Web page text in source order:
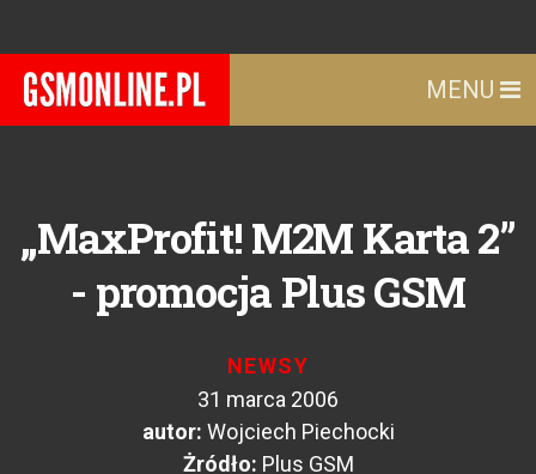
MENU
„MaxProfit! M2M Karta 2”
- promocja Plus GSM
NEWSY
31 marca 2006
autor: Wojciech Piechocki
Żródło: Plus GSM